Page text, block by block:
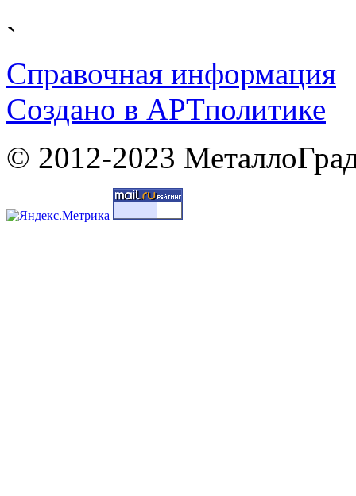
`
Справочная информация
Cоздано в АРТполитике
© 2012-2023